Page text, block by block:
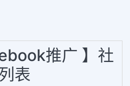
推广 】社
表